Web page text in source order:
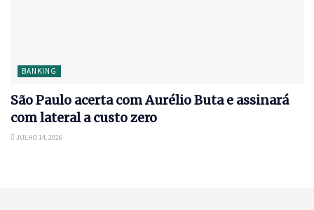
BANKING
São Paulo acerta com Aurélio Buta e assinará
com lateral a custo zero
JULHO 14, 2026